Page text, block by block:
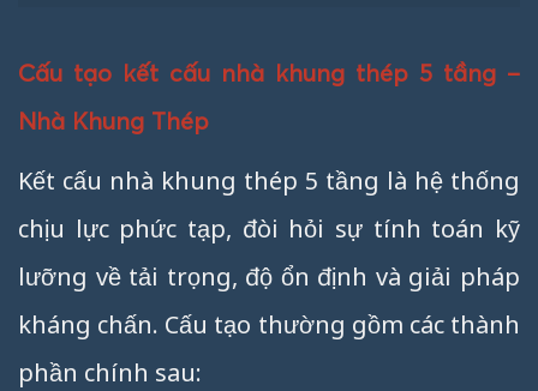
Cấu tạo kết cấu nhà khung thép 5 tầng –
Nhà Khung Thép
Kết cấu nhà khung thép 5 tầng là hệ thống
chịu lực phức tạp, đòi hỏi sự tính toán kỹ
lưỡng về tải trọng, độ ổn định và giải pháp
kháng chấn. Cấu tạo thường gồm các thành
phần chính sau: